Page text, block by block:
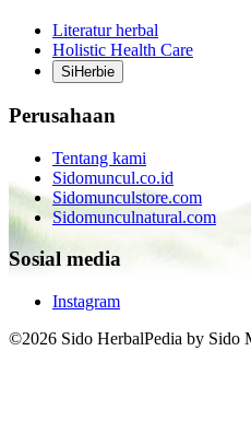
Literatur herbal
Holistic Health Care
SiHerbie
Perusahaan
Tentang kami
Sidomuncul.co.id
Sidomunculstore.com
Sidomunculnatural.com
Sosial media
Instagram
©2026 Sido HerbalPedia by Sido